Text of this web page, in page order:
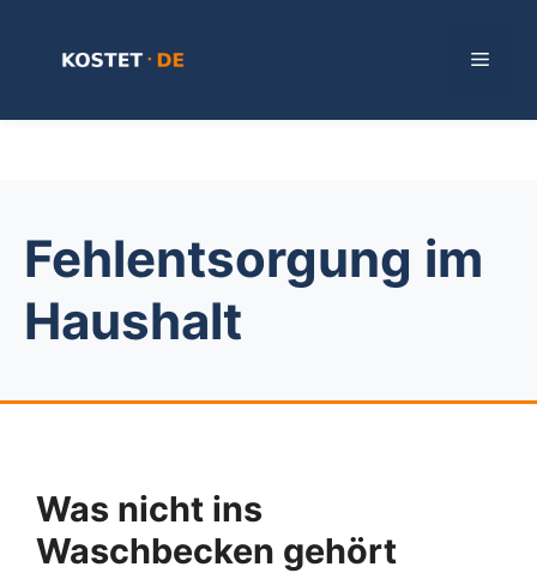
Menü
Fehlentsorgung im
Haushalt
Was nicht ins
Waschbecken gehört